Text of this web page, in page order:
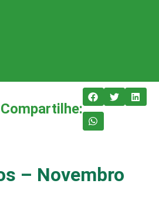
Compartilhe:
– Novembro